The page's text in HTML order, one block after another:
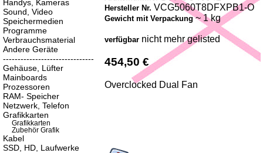
Hersteller Nr. VCG5060T8DFXPB1-O
Gewicht mit Verpackung~ 1 kg
verfügbar nicht mehr gelisted
454,50 €
Overclocked Dual Fan
Handys, Kameras
Sound, Video
Speichermedien
Programme
Verbrauchsmaterial
Andere Geräte
-------------------------------
Gehäuse, Lüfter
Mainboards
Prozessoren
RAM- Speicher
Netzwerk, Telefon
Grafikkarten
Grafikkarten
Zubehör Grafik
Kabel
SSD, HD, Laufwerke